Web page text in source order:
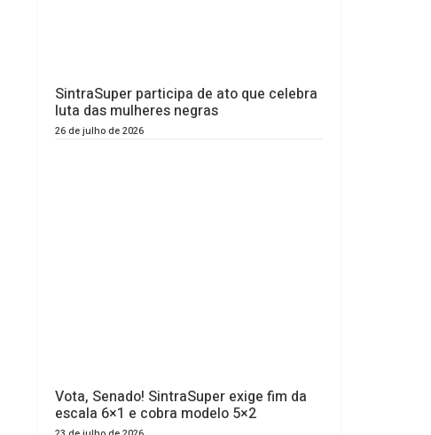
SintraSuper participa de ato que celebra
luta das mulheres negras
26 de julho de 2026
Vota, Senado! SintraSuper exige fim da
escala 6×1 e cobra modelo 5×2